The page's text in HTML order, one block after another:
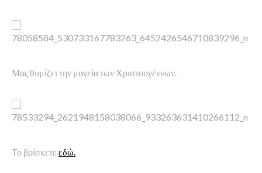
Μας θυμίζει την μαγεία των Χριστουγέννων.
Το βρίσκετε εδώ.